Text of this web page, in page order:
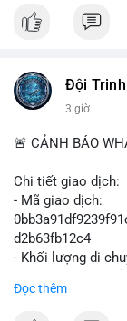
#vlikevn #titanbot
Đội Trinh
3 giờ
🚨 CẢNH BÁO
Chi tiết giao dịch:
- Mã giao dịch:
d2b63fb12c4
- Khối lượng di
USD)
- Thời gian: 04:18
Đọc thêm